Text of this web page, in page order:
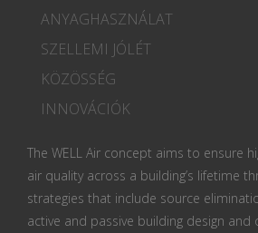
ANYAGHASZNÁLAT
SZELLEMI JÓLÉT
KÖZÖSSÉG
INNOVÁCIÓK
The WELL Air concept aims to ensure
air quality across a building’s lifetime
strategies that include source
active and passive building design